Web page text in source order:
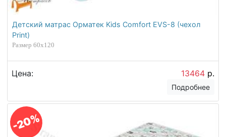
Детский матрас Орматек Kids Comfort EVS-8 (чехол
Print)
Размер 60х120
Цена: 13464 р.
Подробнее
-20%